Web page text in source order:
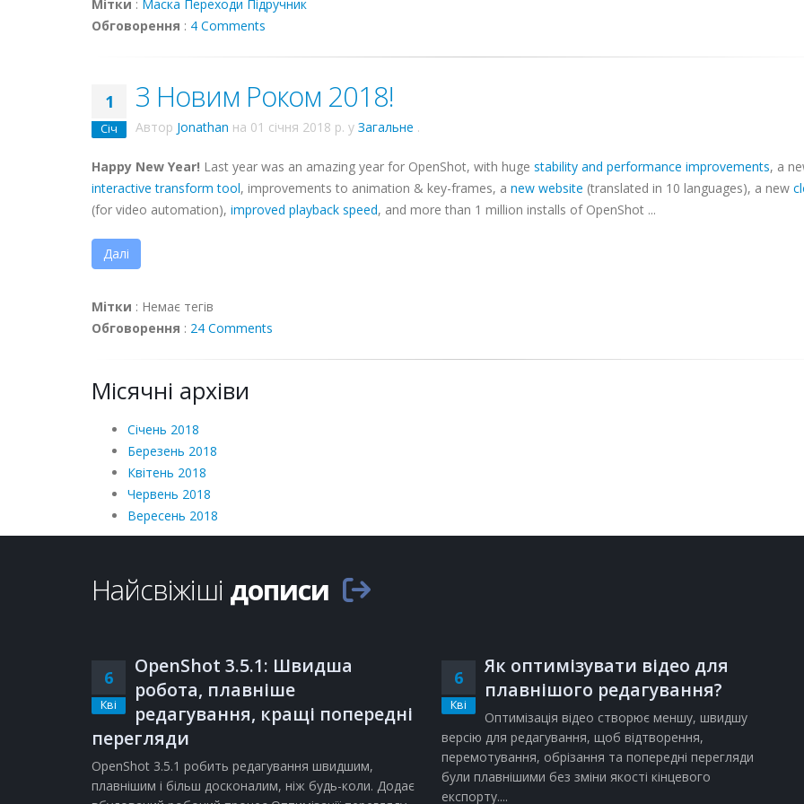
Мітки : Маска Переходи Підручник
Обговорення : 4 Comments
1
Січ
З Новим Роком 2018!
Автор Jonathan на 01 січня 2018 р. у Загальне .
Happy New Year! Last year was an amazing year for OpenShot, with huge stability and performance improvements, a
interactive transform tool, improvements to animation & key-frames, a new website (translated in 10 languages), a new
(for video automation), improved playback speed, and more than 1 million installs of OpenShot ...
Далі
Мітки : Немає тегів
Обговорення : 24 Comments
Місячні архіви
Січень 2018
Березень 2018
Квітень 2018
Червень 2018
Вересень 2018
Найсвіжіші дописи
6
Кві
OpenShot 3.5.1: Швидша
робота, плавніше
редагування, кращі попередні
перегляди
OpenShot 3.5.1 робить редагування швидшим,
плавнішим і більш досконалим, ніж будь-коли. Додає
6
Кві
Як оптимізувати відео для
плавнішого редагування?
Оптимізація відео створює меншу, швидшу
версію для редагування, щоб відтворення,
перемотування, обрізання та попередні перегляди
були плавнішими без зміни якості кінцевого
експорту....